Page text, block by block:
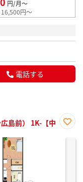
円/月～
円～
電話する
島前） 1K-【中
に入